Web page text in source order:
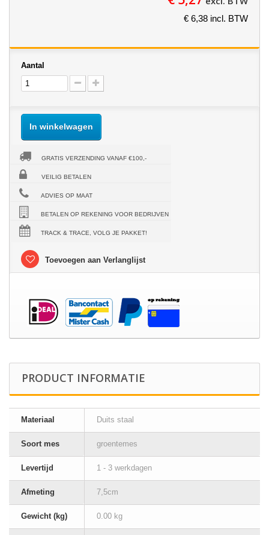
€ 6,38 incl. BTW
Aantal
In winkelwagen
GRATIS VERZENDING VANAF €100,-
VEILIG BETALEN
ADVIES OP MAAT
BETALEN OP REKENING VOOR BEDRIJVEN
TRACK & TRACE, VOLG JE PAKKET!
Toevoegen aan Verlanglijst
PRODUCT INFORMATIE
Materiaal Duits staal
Soort mes groentemes
Levertijd 1 - 3 werkdagen
Afmeting 7,5cm
Gewicht (kg) 0.00 kg